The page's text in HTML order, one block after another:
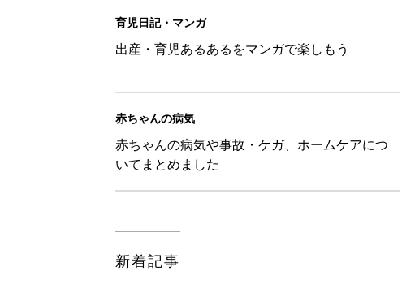
育児日記・マンガ
出産・育児あるあるをマンガで楽しもう
赤ちゃんの病気
赤ちゃんの病気や事故・ケガ、ホームケアにつ
いてまとめました
新着記事